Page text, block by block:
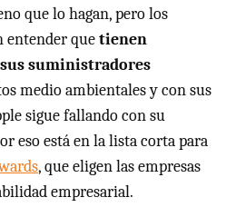
que lo hagan, pero los
entender quetienen
suministradores
medio ambientales y con sus
sigue fallando con su
eso está en la lista corta para
, que eligen las empresas
empresarial.